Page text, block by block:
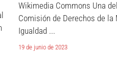
Wikimedia Commons Una
Comisión de Derechos de la
Igualdad ...
19 de junio de 2023